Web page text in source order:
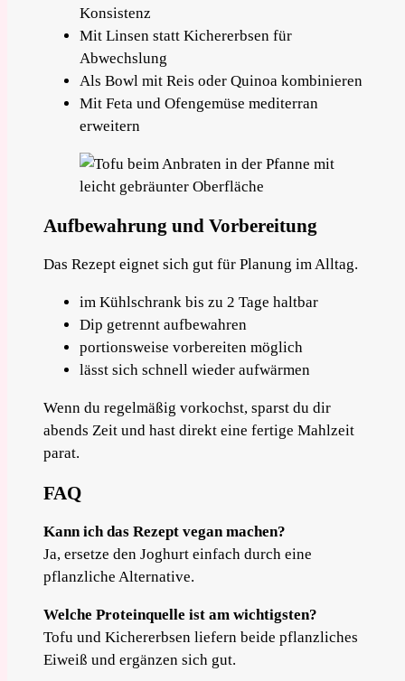
Konsistenz
Mit Linsen statt Kichererbsen für
Abwechslung
Als Bowl mit Reis oder Quinoa kombinieren
Mit Feta und Ofengemüse mediterran
erweitern
Aufbewahrung und Vorbereitung
Das Rezept eignet sich gut für Planung im Alltag.
im Kühlschrank bis zu 2 Tage haltbar
Dip getrennt aufbewahren
portionsweise vorbereiten möglich
lässt sich schnell wieder aufwärmen
Wenn du regelmäßig vorkochst, sparst du dir
abends Zeit und hast direkt eine fertige Mahlzeit
parat.
FAQ
Kann ich das Rezept vegan machen?
Ja, ersetze den Joghurt einfach durch eine
pflanzliche Alternative.
Welche Proteinquelle ist am wichtigsten?
Tofu und Kichererbsen liefern beide pflanzliches
Eiweiß und ergänzen sich gut.